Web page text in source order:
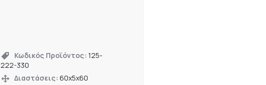
Κωδικός Προϊόντος: 125-
222-330
Διαστάσεις: 60x5x60